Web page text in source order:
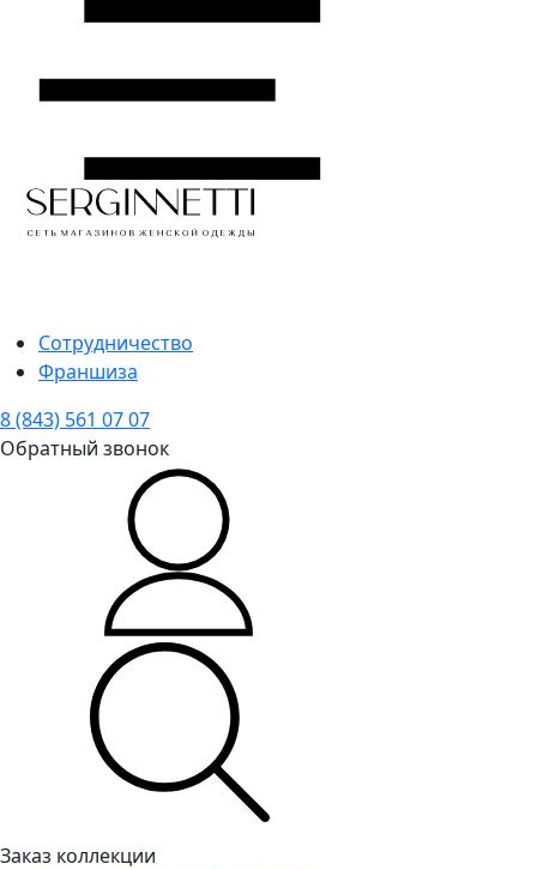
Сотрудничество
Франшиза
8 (843) 561 07 07
Обратный звонок
Заказ коллекции